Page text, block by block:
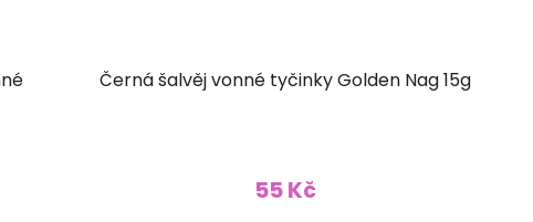
Černá šalvěj vonné tyčinky Golden Nag 15g
55 Kč